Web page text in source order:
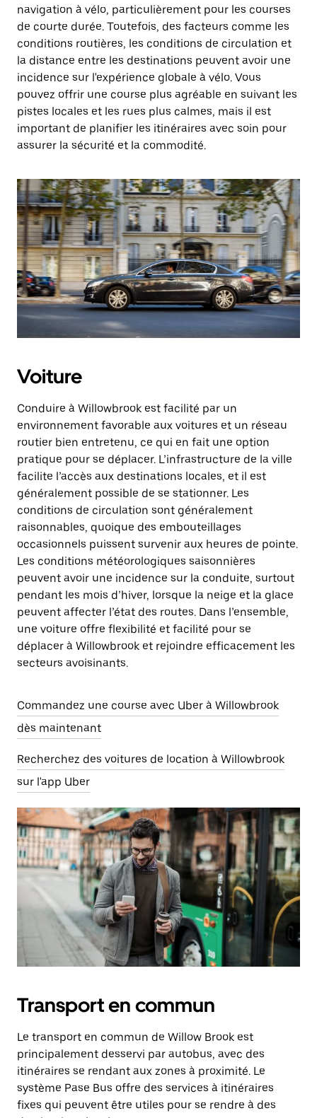
navigation à vélo, particulièrement pour les courses
de courte durée. Toutefois, des facteurs comme les
conditions routières, les conditions de circulation et
la distance entre les destinations peuvent avoir une
incidence sur l'expérience globale à vélo. Vous
pouvez offrir une course plus agréable en suivant les
pistes locales et les rues plus calmes, mais il est
important de planifier les itinéraires avec soin pour
assurer la sécurité et la commodité.
Voiture
Conduire à Willowbrook est facilité par un
environnement favorable aux voitures et un réseau
routier bien entretenu, ce qui en fait une option
pratique pour se déplacer. L’infrastructure de la ville
facilite l’accès aux destinations locales, et il est
généralement possible de se stationner. Les
conditions de circulation sont généralement
raisonnables, quoique des embouteillages
occasionnels puissent survenir aux heures de pointe.
Les conditions météorologiques saisonnières
peuvent avoir une incidence sur la conduite, surtout
pendant les mois d’hiver, lorsque la neige et la glace
peuvent affecter l’état des routes. Dans l’ensemble,
une voiture offre flexibilité et facilité pour se
déplacer à Willowbrook et rejoindre efficacement les
secteurs avoisinants.
Commandez une course avec Uber à Willowbrook
dès maintenant
Recherchez des voitures de location à Willowbrook
sur l'app Uber
Transport en commun
Le transport en commun de Willow Brook est
principalement desservi par autobus, avec des
itinéraires se rendant aux zones à proximité. Le
système Pase Bus offre des services à itinéraires
fixes qui peuvent être utiles pour se rendre à des